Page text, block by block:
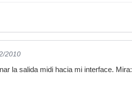
2010
la salida midi hacia mi interface. Mira: